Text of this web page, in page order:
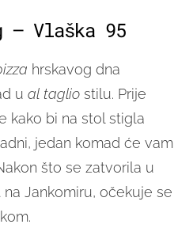
– Vlaška 95
hrskavog dna
u al taglio stilu. Prije
kako bi na stol stigla
jedan komad će vam
što se zatvorila u
Jankomiru, očekuje se